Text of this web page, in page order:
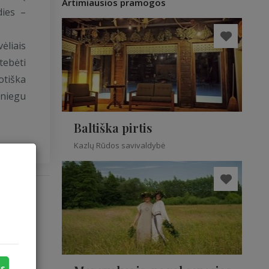
–
kūno
Artimiausios pramogos
Baltiška pirtis
Kazlų Rūdos savivaldybė